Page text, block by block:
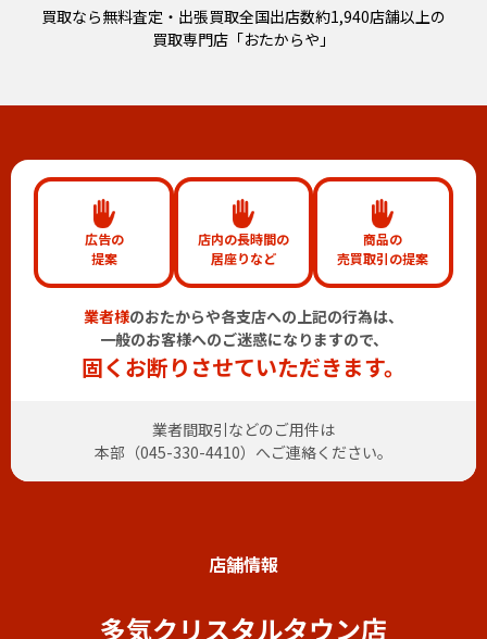
買取なら無料査定・出張買取全国出店数約1,940店舗以上の
買取専門店「おたからや」
広告の
提案
店内の長時間の
居座りなど
商品の
売買取引の提案
業者様のおたからや各支店への上記の行為は、
一般のお客様へのご迷惑になりますので、
固くお断りさせていただきます。
業者間取引などのご用件は
本部（045-330-4410）へご連絡ください。
店舗情報
多気クリスタルタウン店